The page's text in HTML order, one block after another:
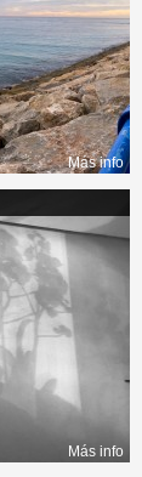
Más info
Más info